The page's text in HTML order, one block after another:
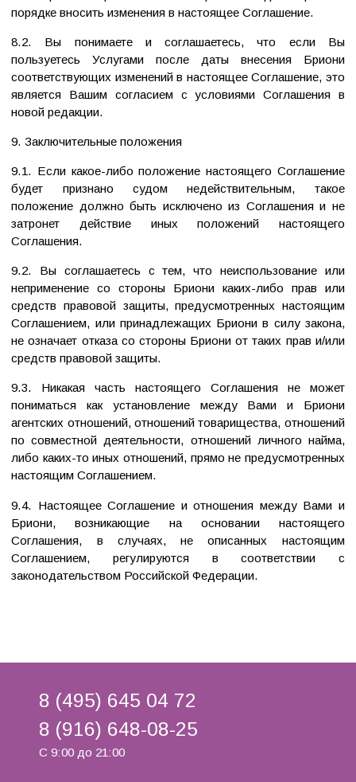
порядке вносить изменения в настоящее Соглашение.
8.2. Вы понимаете и соглашаетесь, что если Вы
пользуетесь Услугами после даты внесения Бриони
соответствующих изменений в настоящее Соглашение, это
является Вашим согласием с условиями Соглашения в
новой редакции.
9. Заключительные положения
9.1. Если какое-либо положение настоящего Соглашение
будет признано судом недействительным, такое
положение должно быть исключено из Соглашения и не
затронет действие иных положений настоящего
Соглашения.
9.2. Вы соглашаетесь с тем, что неиспользование или
неприменение со стороны Бриони каких-либо прав или
средств правовой защиты, предусмотренных настоящим
Соглашением, или принадлежащих Бриони в силу закона,
не означает отказа со стороны Бриони от таких прав и/или
средств правовой защиты.
9.3. Никакая часть настоящего Соглашения не может
пониматься как установление между Вами и Бриони
агентских отношений, отношений товарищества, отношений
по совместной деятельности, отношений личного найма,
либо каких-то иных отношений, прямо не предусмотренных
настоящим Соглашением.
9.4. Настоящее Соглашение и отношения между Вами и
Бриони, возникающие на основании настоящего
Соглашения, в случаях, не описанных настоящим
Соглашением, регулируются в соответствии с
законодательством Российской Федерации.
8 (495) 645 04 72
8 (916) 648-08-25
С 9:00 до 21:00